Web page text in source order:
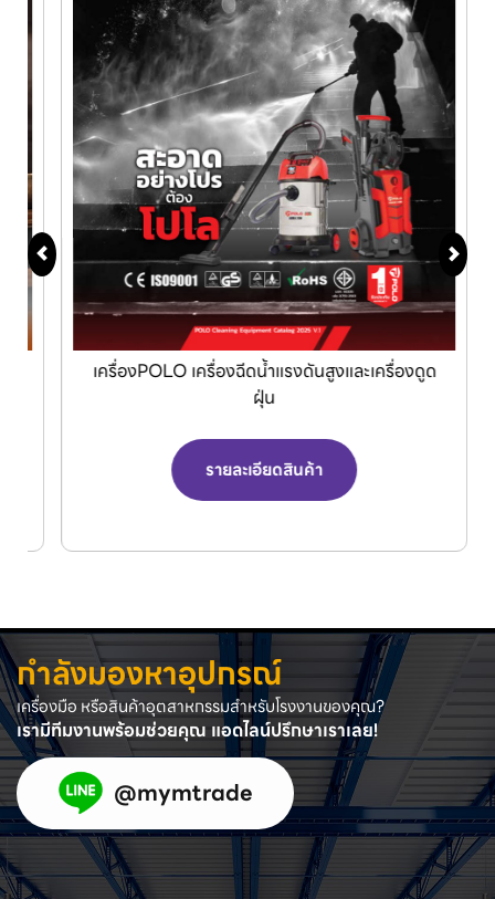
เครื่องPOLO เครื่องฉีดน้ำแรงดันสูงและเครื่องดูด
ฝุ่น
รายละเอียดสินค้า
กำลังมองหาอุปกรณ์
เครื่องมือ หรือสินค้าอุตสาหกรรมสำหรับโรงงานของคุณ?
เรามีทีมงานพร้อมช่วยคุณ แอดไลน์ปรึกษาเราเลย!
@mymtrade